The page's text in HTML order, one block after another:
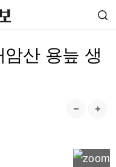
산 용늪 생